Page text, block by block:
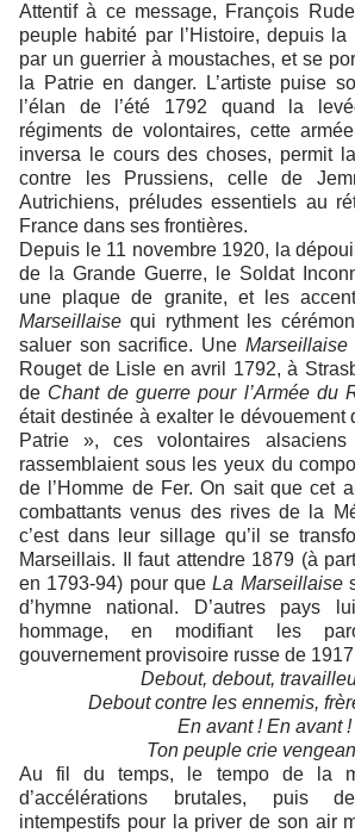
Attentif à ce message, François
peuple habité par l’Histoire, depuis la
par un guerrier à moustaches, et se
la Patrie en danger. L’artiste puise
l’élan de l’été 1792 quand la
régiments de volontaires, cette
inversa le cours des choses, permit
contre les Prussiens, celle de
Autrichiens, préludes essentiels au
France dans ses frontières.
Depuis le 11 novembre 1920, la
de la Grande Guerre, le Soldat
une plaque de granite, et les
Marseillaise qui rythment les
saluer son sacrifice. Une Marseillaise
Rouget de Lisle en avril 1792, à
de Chant de guerre pour l’Armée du
était destinée à exalter le dévouement
Patrie », ces volontaires
rassemblaient sous les yeux du
de l’Homme de Fer. On sait que cet
combattants venus des rives de la
c’est dans leur sillage qu’il se
Marseillais. Il faut attendre 1879 (à
en 1793-94) pour queLa Marseillaise
d’hymne national. D’autres pays
hommage, en modifiant les
gouvernement provisoire russe de 1917
Debout, debout,
Debout contre les ennemis,
En avant ! En avant !
Ton peuple crie
Au fil du temps, le tempo de la
d’accélérations brutales, puis
intempestifs pour la priver de son air